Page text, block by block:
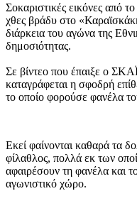
Σοκαριστικές εικόνες από
χθες βράδυ στο
διάρκεια του αγώνα της
δημοσιότητας.
Σε βίντεο που έπαιξε ο
καταγράφεται η σφοδρή
το οποίο φορούσε φανέλα
Εκεί φαίνονται καθαρά τα
φίλαθλος, πολλά εκ των
αφαιρέσουν τη φανέλα και
αγωνιστικό χώρο.